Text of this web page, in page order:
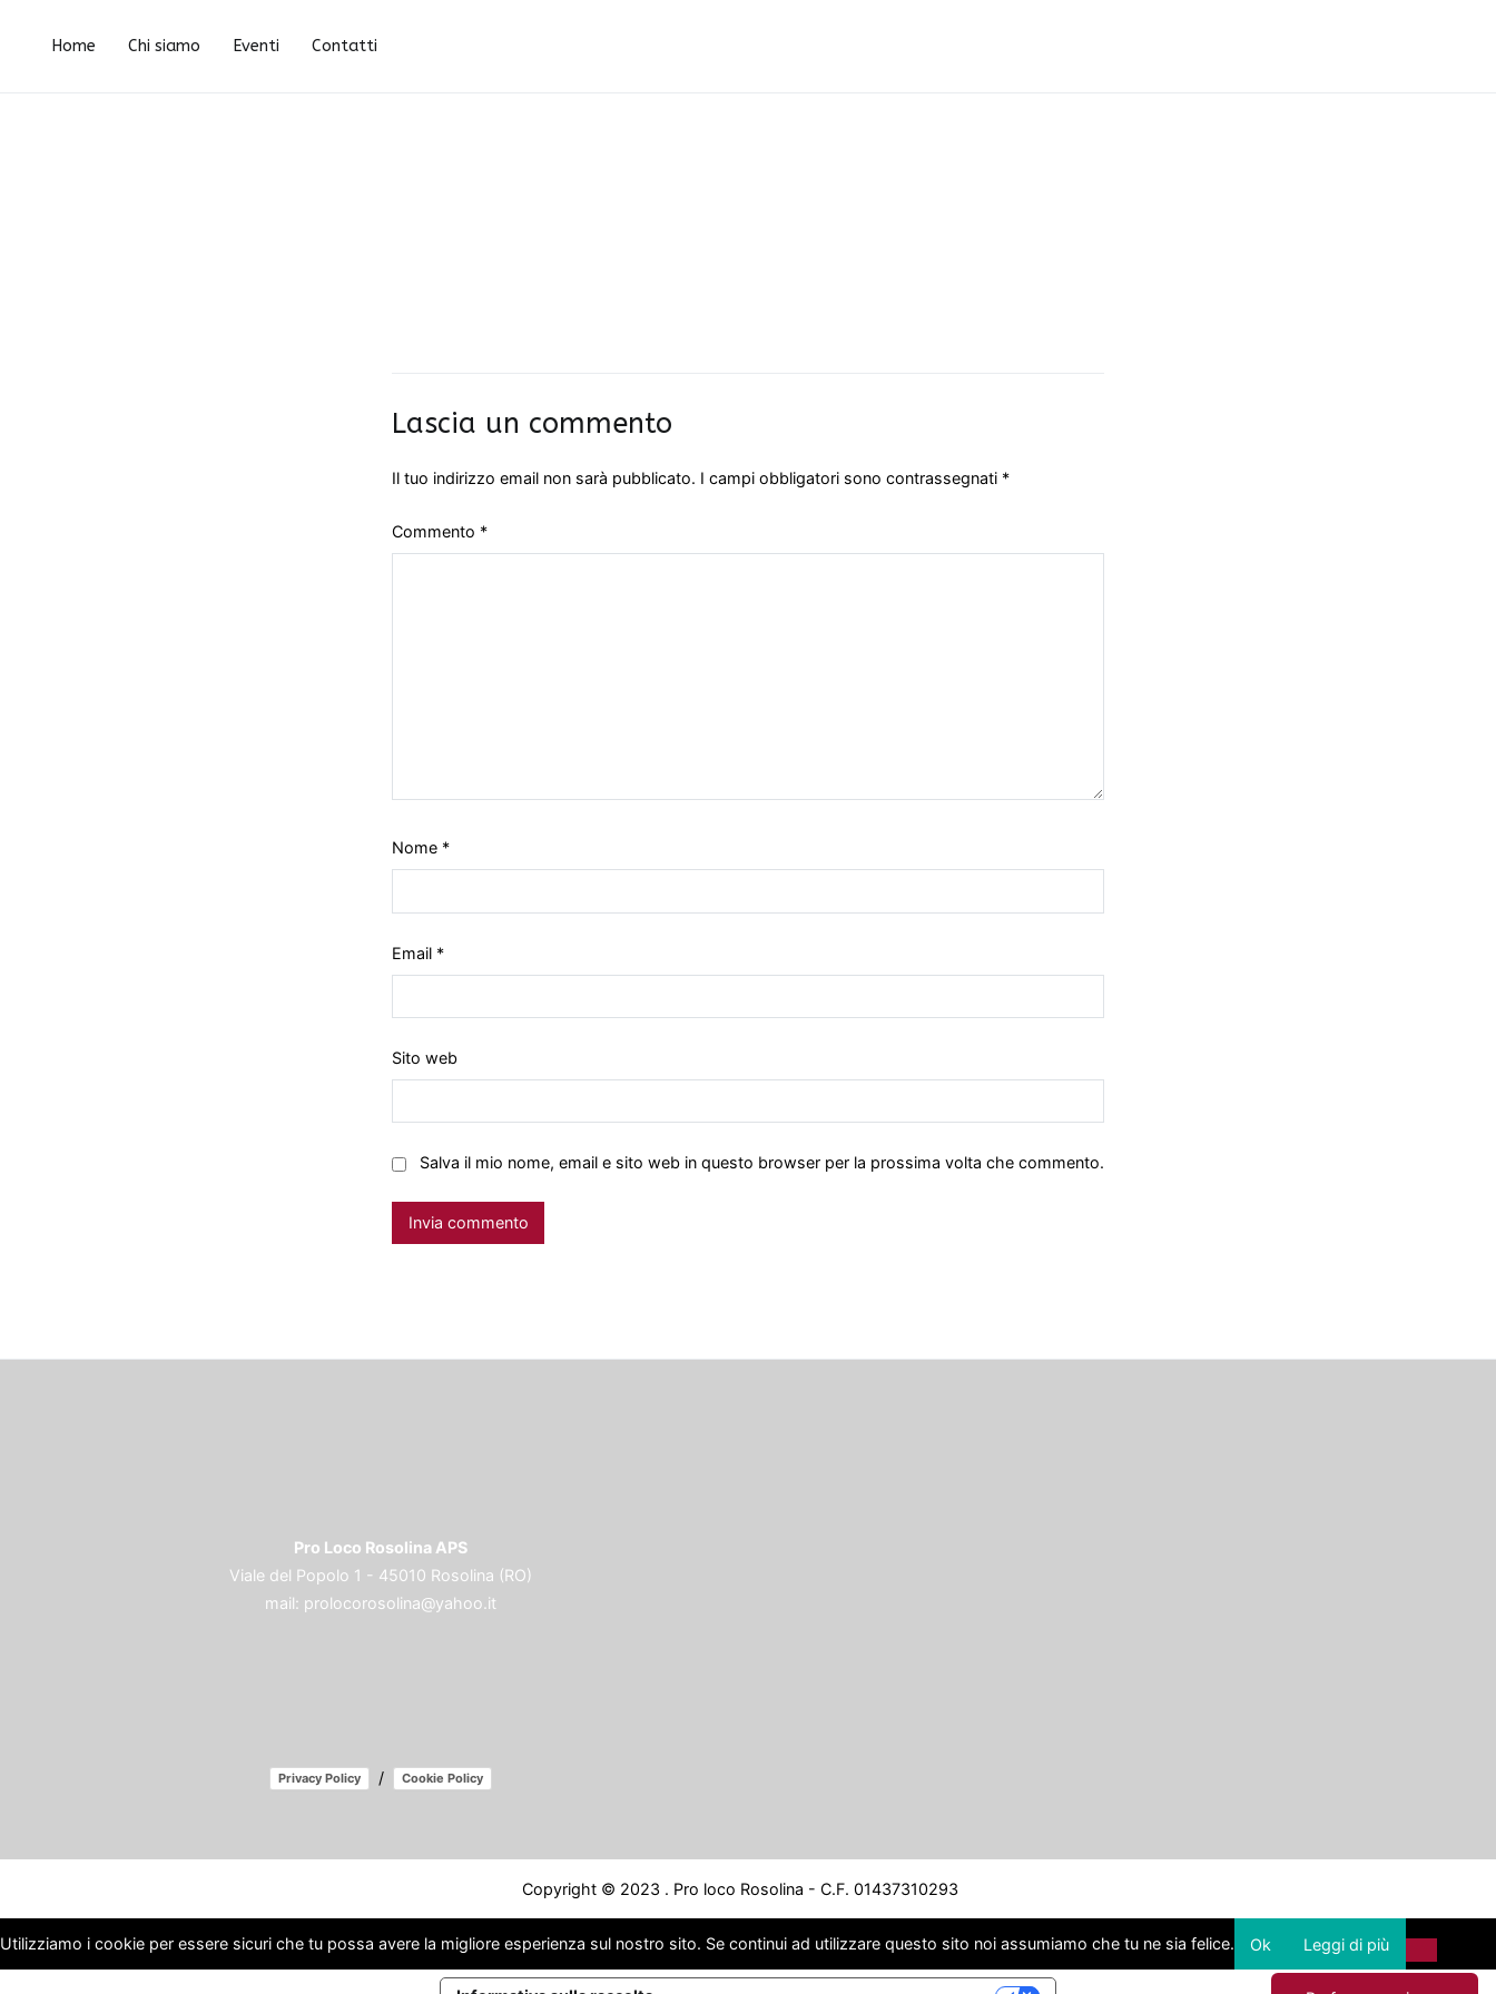
Home Chi siamo Eventi Contatti
IMG_4068-e1455732331370
Lascia un commento
Il tuo indirizzo email non sarà pubblicato. I campi obbligatori sono contrassegnati *
Commento *
Nome *
Email *
Sito web
Salva il mio nome, email e sito web in questo browser per la prossima volta che commento.
Pro Loco Rosolina APS
Viale del Popolo 1 - 45010 Rosolina (RO)
mail: prolocorosolina@yahoo.it
Privacy Policy / Cookie Policy
Copyright © 2023 . Pro loco Rosolina - C.F. 01437310293
Utilizziamo i cookie per essere sicuri che tu possa avere la migliore esperienza sul nostro sito. Se continui ad utilizzare questo sito noi assumiamo che tu ne sia felice. Ok Leggi di più